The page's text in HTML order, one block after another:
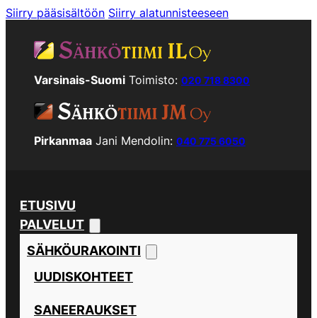
Siirry pääsisältöön Siirry alatunnisteeseen
Varsinais-Suomi Toimisto: 020 718 8300
Pirkanmaa Jani Mendolin: 040 775 6050
ETUSIVU
PALVELUT
SÄHKÖURAKOINTI
UUDISKOHTEET
SANEERAUKSET